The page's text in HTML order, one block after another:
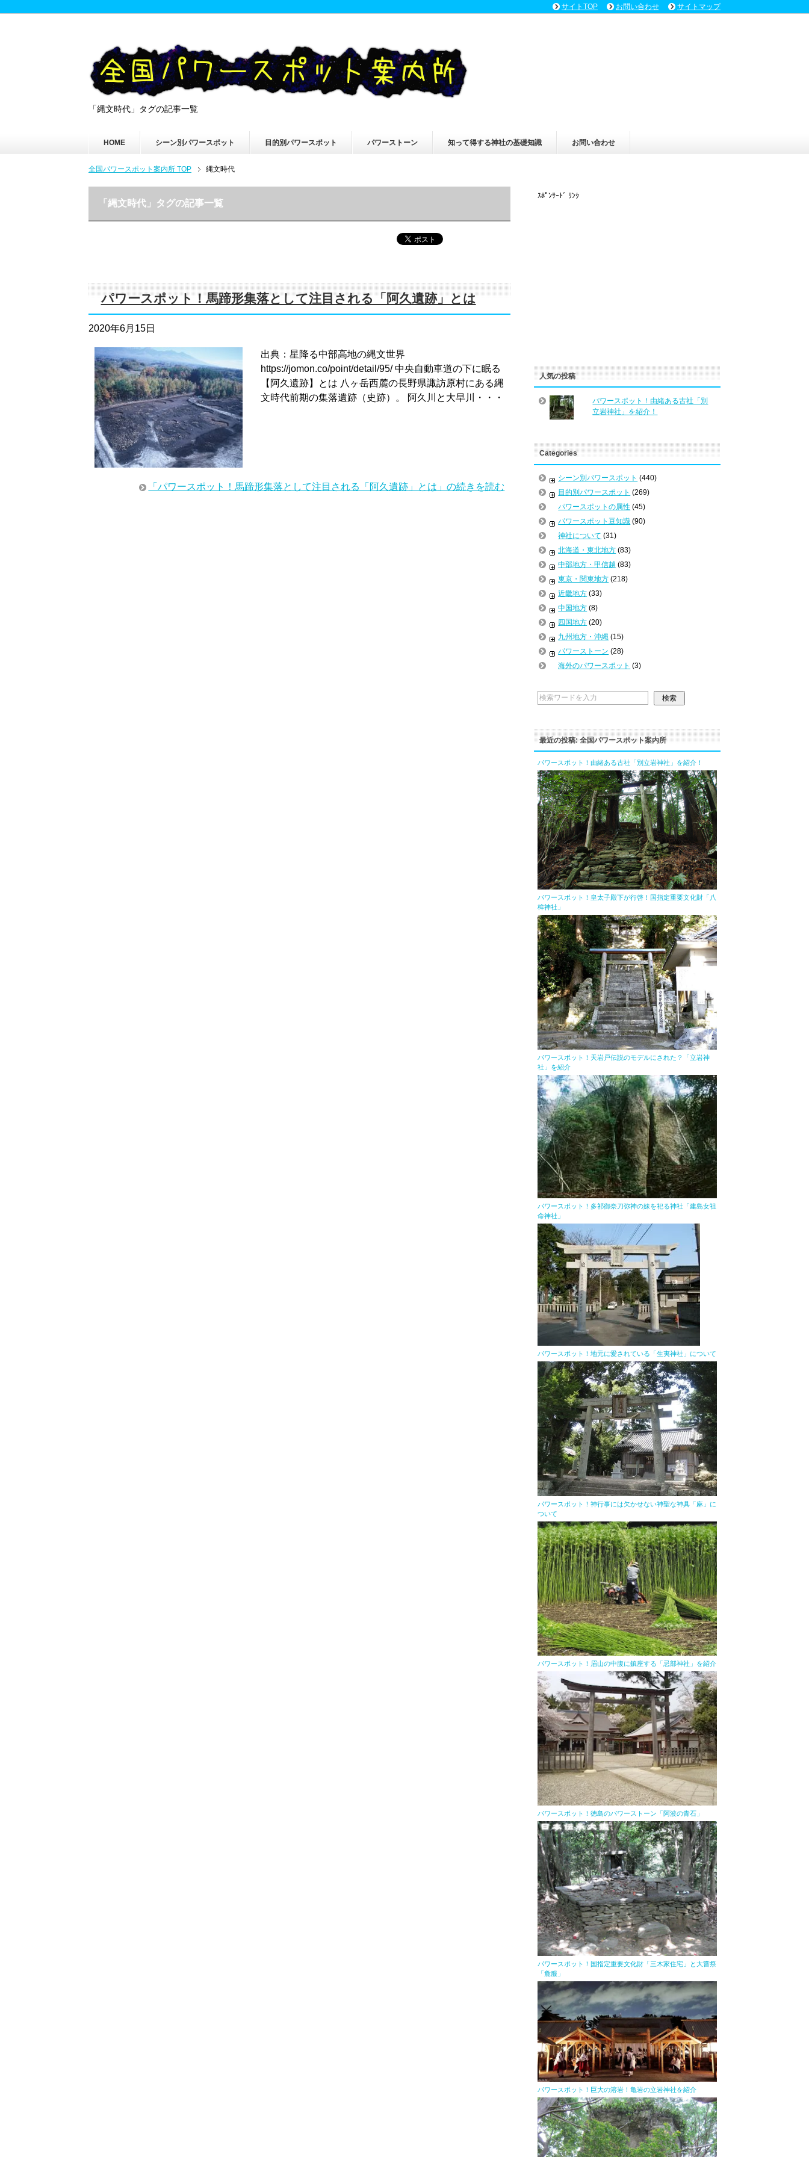
「縄文時代」タグの記事一覧
HOME シーン別パワースポット 目的別パワースポット パワーストーン 知って得する神社の基礎知識 お問い合わせ
全国パワースポット案内所 TOP 縄文時代
「縄文時代」タグの記事一覧
パワースポット！馬蹄形集落として注目される「阿久遺跡」とは
2020年6月15日
出典：星降る中部高地の縄文世界
https://jomon.co/point/detail/95/ 中央自動車道の下に眠る
【阿久遺跡】とは 八ヶ岳西麓の長野県諏訪原村にある縄
文時代前期の集落遺跡（史跡）。 阿久川と大早川・・・
「パワースポット！馬蹄形集落として注目される「阿久遺跡」とは」の続きを読む
ｽﾎﾟﾝｻｰﾄﾞ ﾘﾝｸ
人気の投稿
パワースポット！由緒ある古社「別
立岩神社」を紹介！
Categories
シーン別パワースポット (440)
目的別パワースポット (269)
パワースポットの属性 (45)
パワースポット豆知識 (90)
神社について (31)
北海道・東北地方 (83)
中部地方・甲信越 (83)
東京・関東地方 (218)
近畿地方 (33)
中国地方 (8)
四国地方 (20)
九州地方・沖縄 (15)
パワーストーン (28)
海外のパワースポット (3)
最近の投稿: 全国パワースポット案内所
パワースポット！由緒ある古社「別立岩神社」を紹介！
パワースポット！皇太子殿下が行啓！国指定重要文化財「八
桙神社」
パワースポット！天岩戸伝説のモデルにされた？「立岩神
社」を紹介
パワースポット！多祁御奈刀弥神の妹を祀る神社「建島女祖
命神社」
パワースポット！地元に愛されている「生夷神社」について
パワースポット！神行事には欠かせない神聖な神具「麻」に
ついて
パワースポット！眉山の中腹に鎮座する「忌部神社」を紹介
パワースポット！徳島のパワーストーン「阿波の青石」
パワースポット！国指定重要文化財「三木家住宅」と大嘗祭
「麁服」
パワースポット！巨大の溶岩！亀岩の立岩神社を紹介
サイトTOP お問い合わせ サイトマップ